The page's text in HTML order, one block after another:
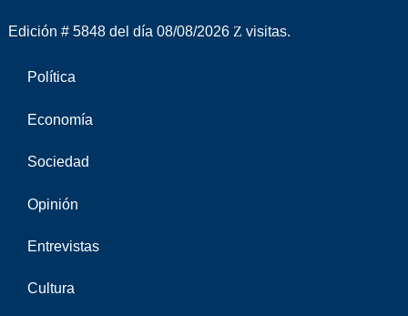
Edición # 5848 del día 08/08/2026 visitas.
Política
Economía
Sociedad
Opinión
Entrevistas
Cultura